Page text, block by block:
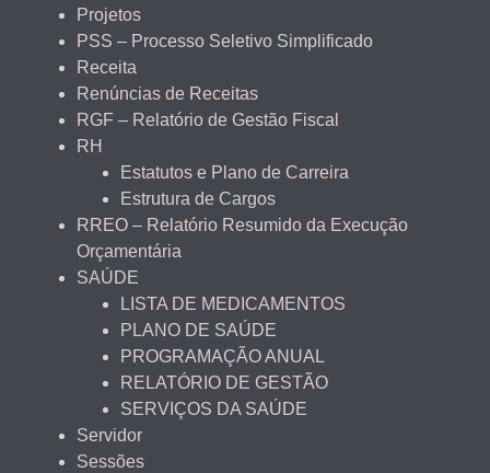
Projetos
PSS – Processo Seletivo Simplificado
Receita
Renúncias de Receitas
RGF – Relatório de Gestão Fiscal
RH
Estatutos e Plano de Carreira
Estrutura de Cargos
RREO – Relatório Resumido da Execução
Orçamentária
SAÚDE
LISTA DE MEDICAMENTOS
PLANO DE SAÚDE
PROGRAMAÇÃO ANUAL
RELATÓRIO DE GESTÃO
SERVIÇOS DA SAÚDE
Servidor
Sessões